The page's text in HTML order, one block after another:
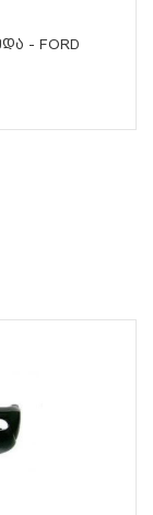
- FORD